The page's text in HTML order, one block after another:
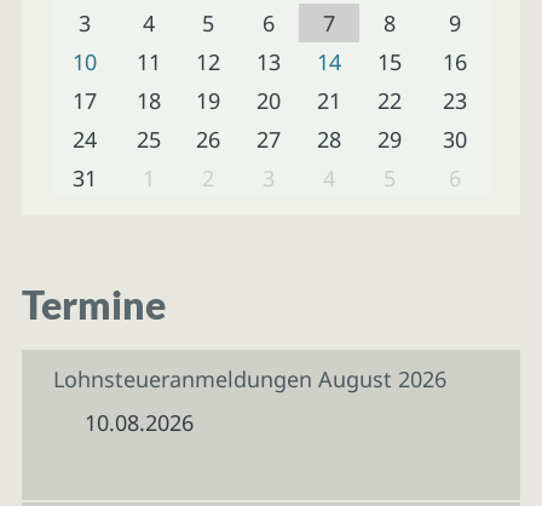
3
4 5 6 7 8
9
10
11 12 13 14 15
16
17
18 19 20 21 22
23
24
25 26 27 28 29
30
31
1 2 3 4 5 6
Termine
Lohnsteueranmeldungen August 2026
10.08.2026